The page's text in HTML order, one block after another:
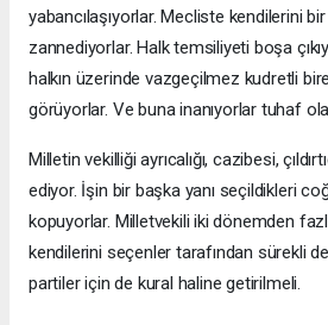
yabancılaşıyorlar. Mecliste kendilerini
zannediyorlar. Halk temsiliyeti boşa
halkın üzerinde vazgeçilmez kudretli
görüyorlar. Ve buna inanıyorlar tuhaf
Milletin vekilliği ayrıcalığı, cazibesi,
ediyor. İşin bir başka yanı seçildikleri
kopuyorlar. Milletvekili iki dönemden
kendilerini seçenler tarafından sürekli
partiler için de kural haline getirilmeli.